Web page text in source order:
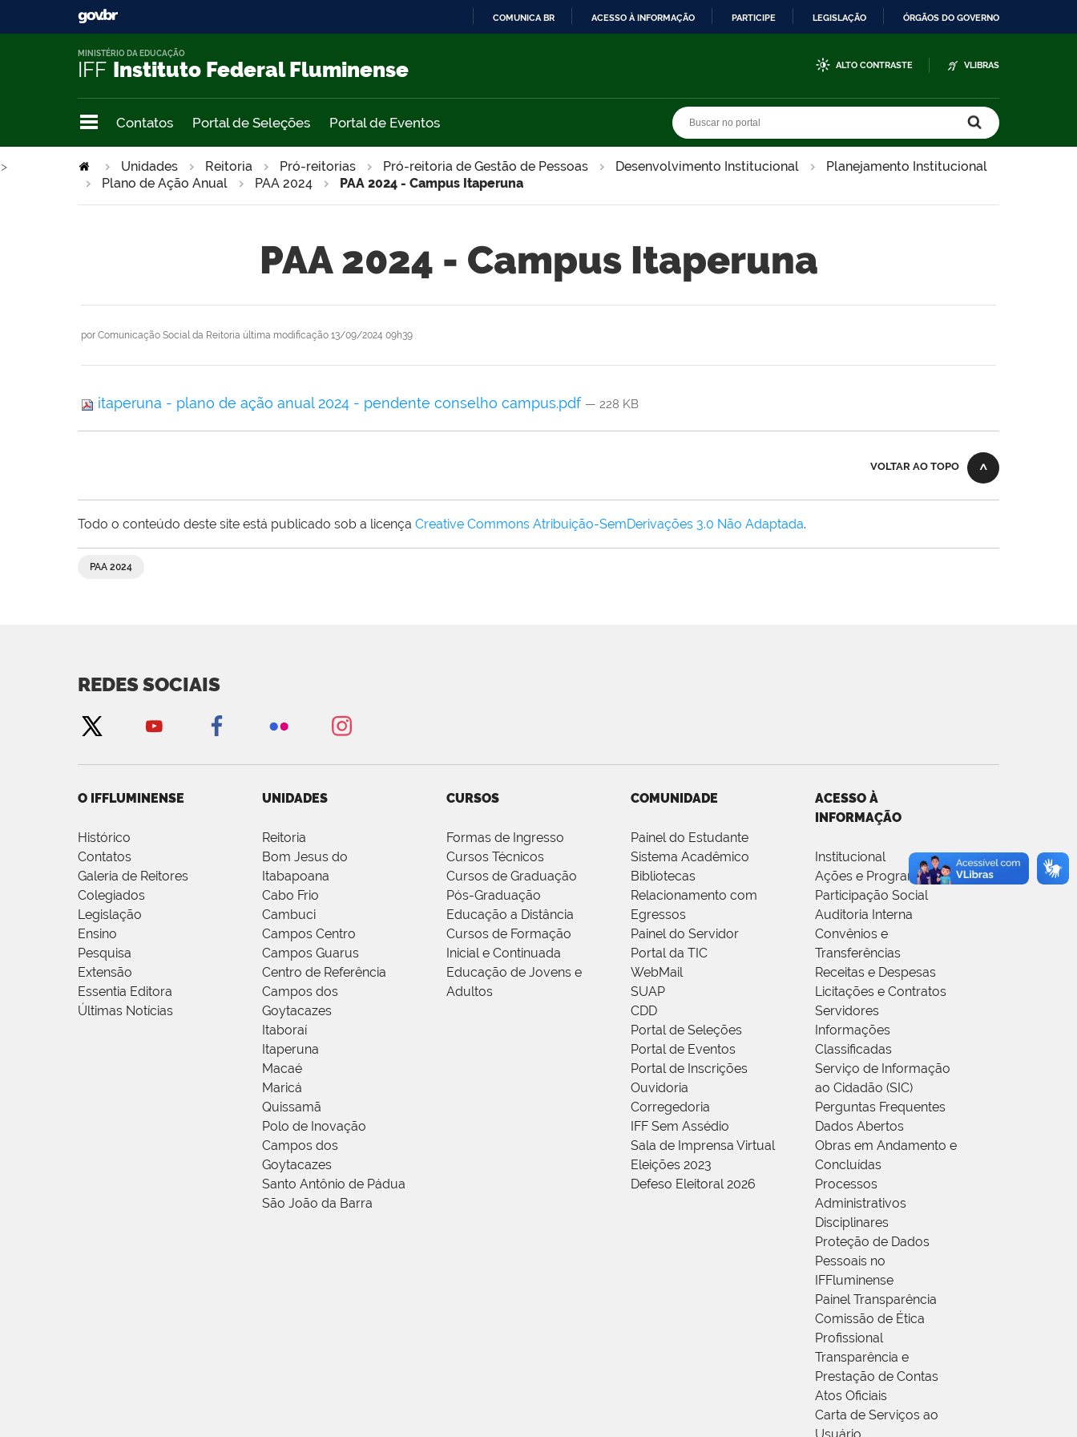
COMUNICA BR ACESSO À INFORMAÇÃO PARTICIPE LEGISLAÇÃO ÓRGÃOS DO GOVERNO
IFF Instituto Federal Fluminense
MINISTÉRIO DA EDUCAÇÃO
ALTO CONTRASTE VLIBRAS
Contatos Portal de Seleções Portal de Eventos
Unidades Reitoria Pró-reitorias Pró-reitoria de Gestão de Pessoas Desenvolvimento Institucional
>
Planejamento Institucional
Plano de Ação Anual
PAA 2024 PAA 2024 - Campus Itaperuna
PAA 2024 - Campus Itaperuna
por Comunicação Social da Reitoria última modificação 13/09/2024 09h39
itaperuna - plano de ação anual 2024 - pendente conselho campus.pdf — 228 KB
VOLTAR AO TOPO
Todo o conteúdo deste site está publicado sob a licença Creative Commons Atribuição-SemDerivações 3.0 Não Adaptada.
PAA 2024
REDES SOCIAIS
O IFFLUMINENSE
Histórico
Contatos
Galeria de Reitores
Colegiados
Legislação
Ensino
Pesquisa
Extensão
Essentia Editora
Últimas Notícias
UNIDADES
Reitoria
Bom Jesus do
Itabapoana
Cabo Frio
Cambuci
Campos Centro
Campos Guarus
Centro de Referência
Campos dos
Goytacazes
Itaboraí
Itaperuna
Macaé
Maricá
Quissamã
Polo de Inovação
Campos dos
Goytacazes
Santo Antônio de Pádua
São João da Barra
CURSOS
Formas de Ingresso
Cursos Técnicos
Cursos de Graduação
Pós-Graduação
Educação a Distância
Cursos de Formação
Inicial e Continuada
Educação de Jovens e
Adultos
COMUNIDADE
Painel do Estudante
Sistema Acadêmico
Bibliotecas
Relacionamento com
Egressos
Painel do Servidor
Portal da TIC
WebMail
SUAP
CDD
Portal de Seleções
Portal de Eventos
Portal de Inscrições
Ouvidoria
Corregedoria
IFF Sem Assédio
Sala de Imprensa Virtual
Eleições 2023
Defeso Eleitoral 2026
ACESSO À
INFORMAÇÃO
Institucional
Ações e Programas
Participação Social
Auditoria Interna
Convênios e
Transferências
Receitas e Despesas
Licitações e Contratos
Servidores
Informações
Classificadas
Serviço de Informação
ao Cidadão (SIC)
Perguntas Frequentes
Dados Abertos
Obras em Andamento e
Concluídas
Processos
Administrativos
Disciplinares
Proteção de Dados
Pessoais no
IFFluminense
Painel Transparência
Comissão de Ética
Profissional
Transparência e
Prestação de Contas
Atos Oficiais
Carta de Serviços ao